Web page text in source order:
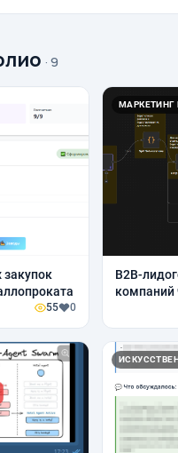
· 9
закупок
55 0
МАРКЕТИНГ
B2B-
компаний